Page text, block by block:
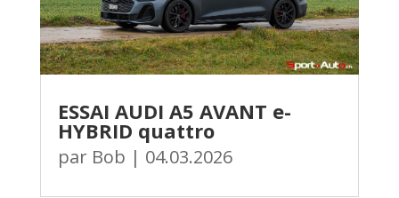
ESSAI AUDI A5 AVANT e-
HYBRID quattro
par Bob | 04.03.2026